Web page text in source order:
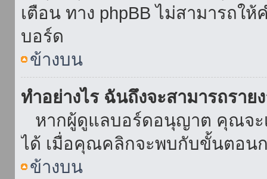
เตือน ทาง phpBB ไม่สามารถใ
บอร์ด
ข้างบน
ทำอย่างไร ฉันถึงจะสามารถรา
หากผู้ดูแลบอร์ดอนุญาต คุณจะ
ได้ เมื่อคุณคลิกจะพบกับขั้นตอน
ข้างบน